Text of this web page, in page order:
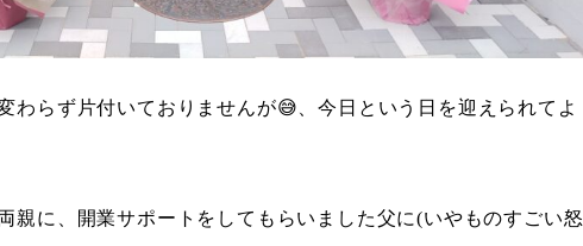
わらず片付いておりませんが😅、今日という日を迎えられてよ
親に、開業サポートをしてもらいました父に(いやものすごい怒